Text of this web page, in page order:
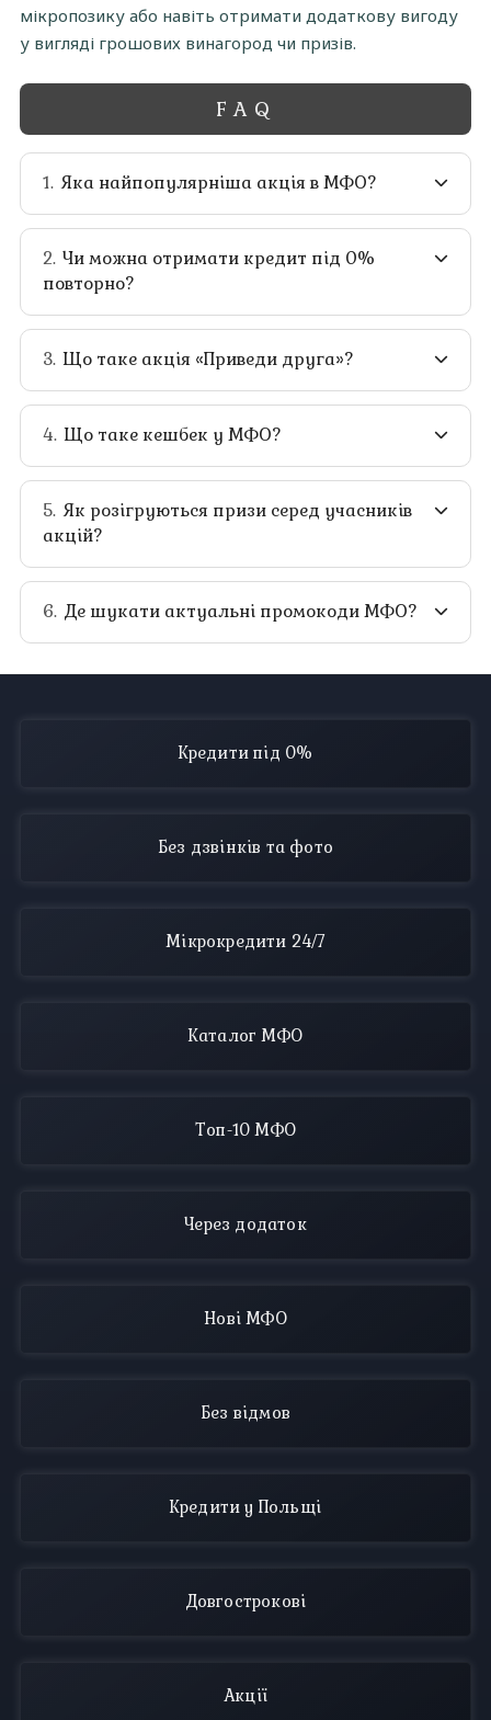
мікропозику або навіть отримати додаткову вигоду
у вигляді грошових винагород чи призів.
FAQ
Яка найпопулярніша акція в МФО?
Чи можна отримати кредит під 0%
повторно?
Що таке акція «Приведи друга»?
Що таке кешбек у МФО?
Як розігруються призи серед учасників
акцій?
Де шукати актуальні промокоди МФО?
Кредити під 0%
Без дзвінків та фото
Мікрокредити 24/7
Каталог МФО
Топ-10 МФО
Через додаток
Нові МФО
Без відмов
Кредити у Польщі
Довгострокові
Акції